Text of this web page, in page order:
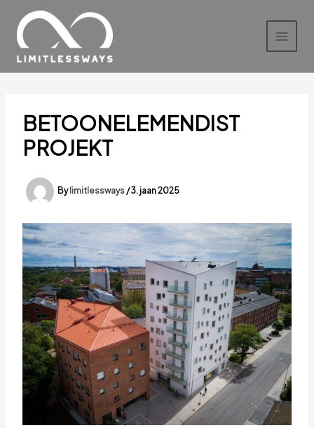
content
BETOONELEMENDIST
PROJEKT
By limitlessways/3. jaan 2025